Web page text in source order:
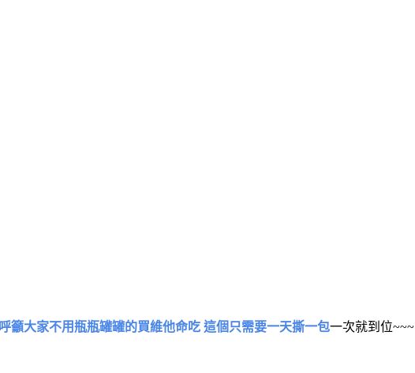
呼籲大家不用瓶瓶罐罐的買維他命吃 這個只需要一天撕一包一次就到位~~~